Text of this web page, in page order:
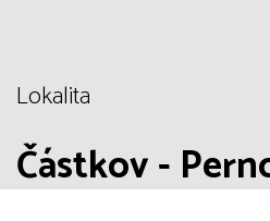
Lokalita
Částkov -